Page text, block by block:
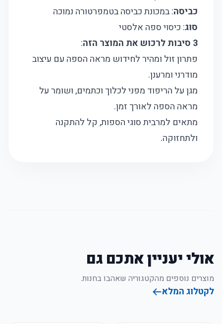
כביסה: במכונת כביסה בטמפרטורה נמוכה
סוג: כיסוי ספה אלסטי
3 סיבות לרכוש את המוצר הזה
:
פתרון זול ומהיר לחידוש מראה הספה עם עיצוב
מודרני ומרענן.
מגן על הריפוד מפני לכלוך וכתמים, ושומר על
מראה הספה לאורך זמן.
מתאים למרבית סוגי הספות, קל להתקנה
ולתחזוקה.
אולי יעניין אתכם גם
מוצרים נוספים מהקטגוריה שאהבו בחנות.
לקטלוג המלא